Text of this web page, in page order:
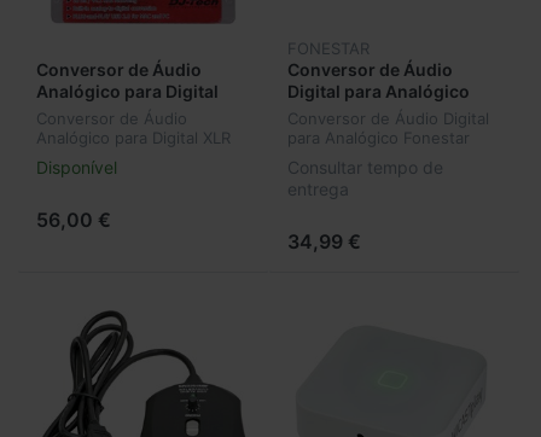
Conversor de Áudio
Analógico para Digital
XLR para USB DJ-Tech
x2u100400440
Conversor de Áudio
Analógico para Digital XLR
para USB DJ-Tech
x2u100400440
Disponível
56,00 €
FONESTAR
Conversor de Áudio
Digital para Analógico
Fonestar FO-37DA
Conversor de Áudio Digital
para Analógico Fonestar
Consultar tempo de
entrega
34,99 €